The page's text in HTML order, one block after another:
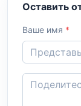
Оставить
Ваше имя *